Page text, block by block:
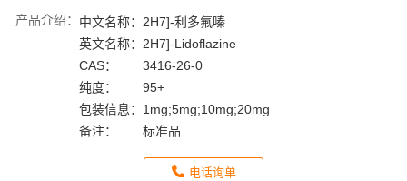
产品介绍： 中文名称： 2H7]-利多氟嗪
英文名称： 2H7]-Lidoflazine
CAS：
3416-26-0
纯度：
95+
包装信息： 1mg;5mg;10mg;20mg
备注：
标准品
电话询单